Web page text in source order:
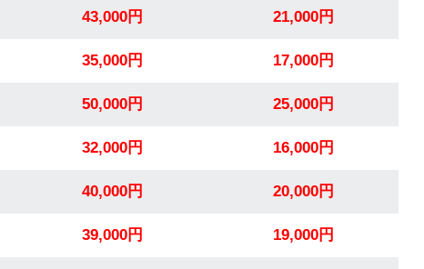
43,000円 21,000円
35,000円 17,000円
50,000円 25,000円
32,000円 16,000円
40,000円 20,000円
39,000円 19,000円